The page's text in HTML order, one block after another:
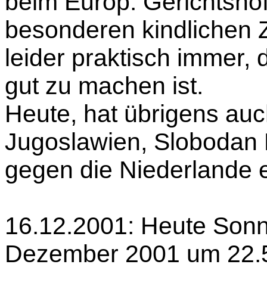
besonderen kindlichen
leider praktisch immer,
gut zu machen ist.
Heute, hat übrigens
Jugoslawien,
gegen die Niederlande
16.12.2001: Heute
Dezember 2001 um